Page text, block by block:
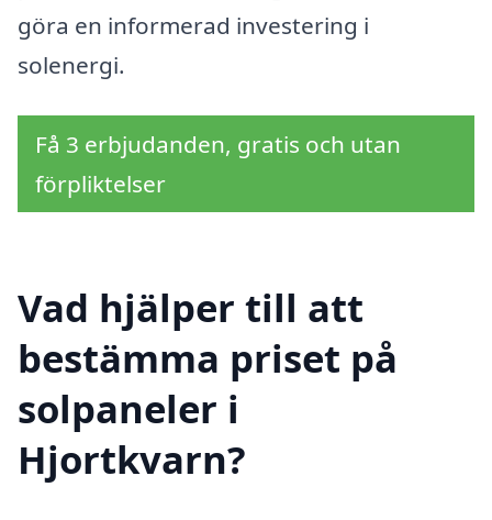
göra en informerad investering i
solenergi.
Få 3 erbjudanden, gratis och utan
förpliktelser
Vad hjälper till att
bestämma priset på
solpaneler i
Hjortkvarn?